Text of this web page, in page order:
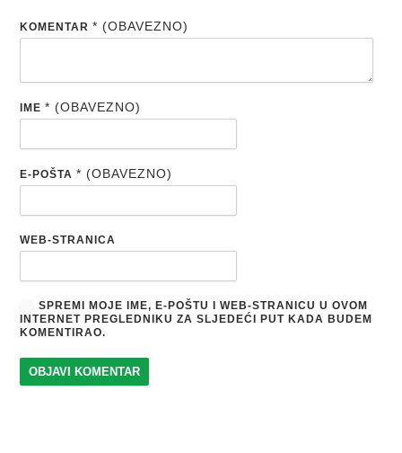
KOMENTAR* (OBAVEZNO)
IME* (OBAVEZNO)
E-POŠTA* (OBAVEZNO)
WEB-STRANICA
SPREMI MOJE IME, E-POŠTU I WEB-STRANICU U OVOM
INTERNET PREGLEDNIKU ZA SLJEDEĆI PUT KADA BUDEM
KOMENTIRAO.